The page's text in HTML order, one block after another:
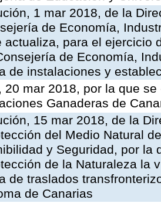
1 mar 2018, de la
de Economía,
actualiza, para el ejercicio
de Economía,
de instalaciones y
20 mar 2018, por la que
Ganaderas de
15 mar 2018, de la
del Medio Natural
y Seguridad, por la
de la Naturaleza la
de traslados
de Canarias